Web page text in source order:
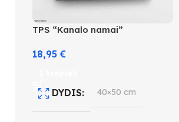
TPS “Kanalo namai”
18,95€
DYDIS 40×50 cm